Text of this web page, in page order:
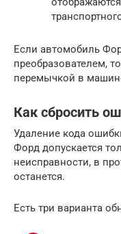
Если автомобиль
преобразователем,
перемычкой в
Как сбросить
Удаление кода
Форд допускается
неисправности, в
останется.
Есть три варианта